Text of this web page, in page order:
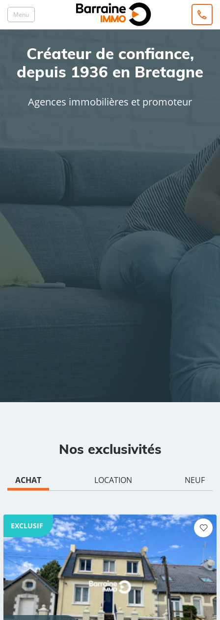
Menu
Créateur de confiance,
depuis 1936 en Bretagne
Agences immobilières et promoteur
Rayon
Nos exclusivités
ACHAT LOCATION NEUF
EXCLUSIF